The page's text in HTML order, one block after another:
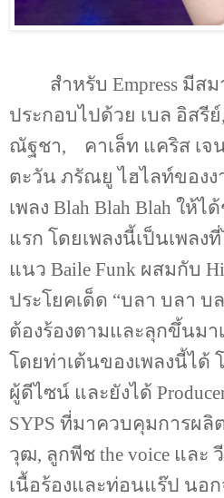
สำหรับ Empress มีสม
ประกอบไปด้วย เบล อิสรีย์,
ณัฐชา, คาเล็ท แคริส เจ
ตะวัน ภรัณยู ไฮไลท์ของง
เพลง Blah Blah Blah ให้ไ
แรก โดยเพลงนี้เป็นเพลง
แนว Baile Funk ผสมกับ
ประโยคเด็ด “บลา บลา บ
ต้องร้องตามและลุกขึ้นม
โดยท่าเต้นของเพลงนี้ได้
ผู้ดีไซน์ และยังได้
SYPS ที่มาควบคุมการผลิ
วุฒ, ลูกพีช the voice และ วี
เนื้อร้องและท่อนแร๊ป นอ